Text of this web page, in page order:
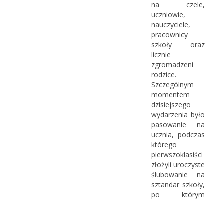
na czele,
uczniowie,
nauczyciele,
pracownicy
szkoły oraz
licznie
zgromadzeni
rodzice.
Szczególnym
momentem
dzisiejszego
wydarzenia było
pasowanie na
ucznia, podczas
którego
pierwszoklasiści
złożyli uroczyste
ślubowanie na
sztandar szkoły,
po którym